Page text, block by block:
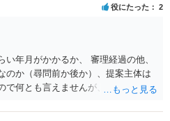
役にたった 2
い年月がかかるか、 審理経過の他、
のか（尋問前か後か）、提案主体は
で何とも言えませんが、通常は、結
立証により（一部）勝訴の心証を裁